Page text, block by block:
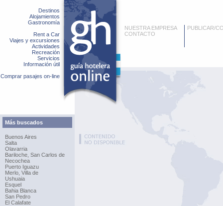
Destinos
Alojamientos
Gastronomía
Rent a Car
Viajes y excursiones
Actividades
Recreación
Servicios
Información útil
Comprar pasajes on-line
Más buscados
Buenos Aires
Salta
Olavarria
Bariloche, San Carlos de
Necochea
Puerto Iguazu
Merlo, Villa de
Ushuaia
Esquel
Bahia Blanca
San Pedro
El Calafate
NUESTRA EMPRESA
CONTACTO
PUBLICAR/